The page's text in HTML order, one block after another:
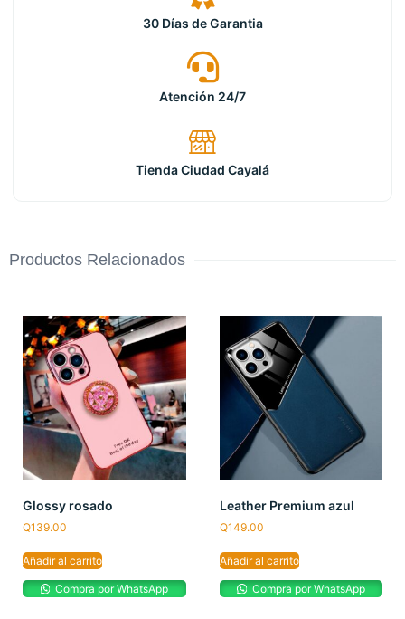
30 Días de Garantia
Atención 24/7
Tienda Ciudad Cayalá
Productos Relacionados
Glossy rosado
Q139.00
Añadir al carrito
Compra por WhatsApp
Leather Premium azul
Q149.00
Añadir al carrito
Compra por WhatsApp